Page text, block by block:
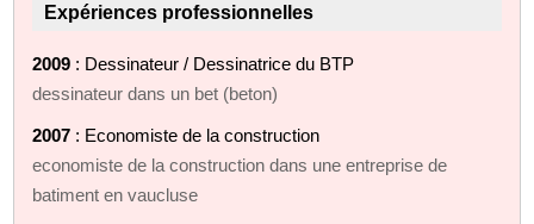
Expériences professionnelles
2009 : Dessinateur / Dessinatrice du BTP
dessinateur dans un bet (beton)
2007 : Economiste de la construction
economiste de la construction dans une entreprise de
batiment en vaucluse